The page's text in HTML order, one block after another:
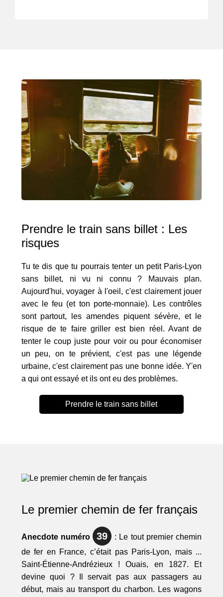
Prendre le train sans billet : Les
risques
Tu te dis que tu pourrais tenter un petit Paris-Lyon
sans billet, ni vu ni connu ? Mauvais plan.
Aujourd'hui, voyager à l'oeil, c'est clairement jouer
avec le feu (et ton porte-monnaie). Les contrôles
sont partout, les amendes piquent sévère, et le
risque de te faire griller est bien réel. Avant de
tenter le coup juste pour voir ou pour économiser
un peu, on te prévient, c'est pas une légende
urbaine, c'est clairement pas une bonne idée. Y'en
a qui ont essayé et ils ont eu des problèmes.
Prendre le train sans billet
Le premier chemin de fer français
Anecdote numéro 39
: Le tout premier chemin
de fer en France, c’était pas Paris-Lyon, mais ...
Saint-Étienne-Andrézieux ! Ouais, en 1827. Et
devine quoi ? Il servait pas aux passagers au
début, mais au transport du charbon. Les wagons